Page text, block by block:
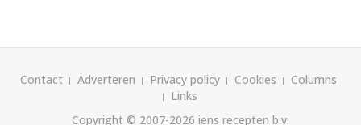
Contact Adverteren Privacy policy Cookies
Columns
Links
Copyright © 2007-2026 iens recepten b.v.